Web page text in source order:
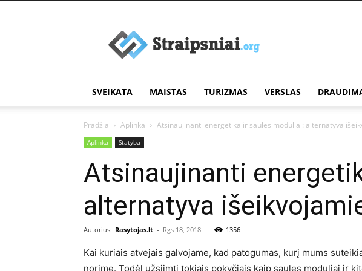
straipsniai
SVEIKATA MAISTAS TURIZMAS VERSLAS
Pradžia Aplinka Atsinaujinanti energetika ir saulės moduliai: alternatyva
Aplinka Statyba
Atsinaujinanti
alternatyva
Autorius: Rasytojas.lt - Rgs 18, 2018 1356
Kai kuriais atvejais galvojame, kad patogumas, kurį mums
norime. Todėl užsiimti tokiais pokyčiais kaip saules moduliai ir